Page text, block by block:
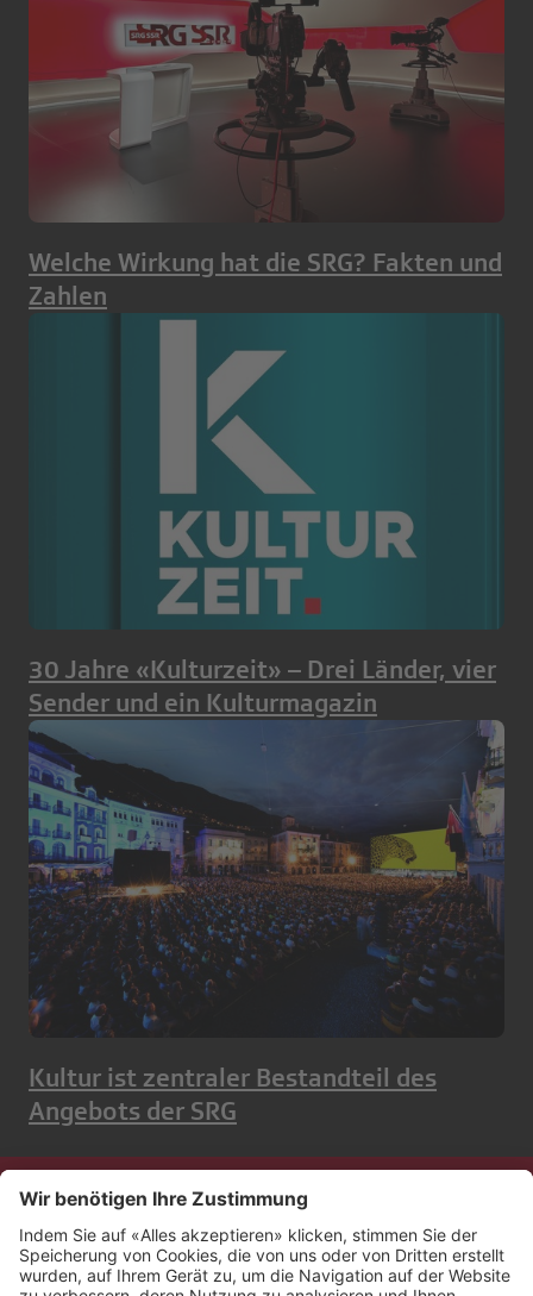
Welche Wirkung hat die SRG? Fakten und
Zahlen
30 Jahre «Kulturzeit» – Drei Länder, vier
Sender und ein Kulturmagazin
Kultur ist zentraler Bestandteil des
Angebots der SRG
Kontakt
Impressum